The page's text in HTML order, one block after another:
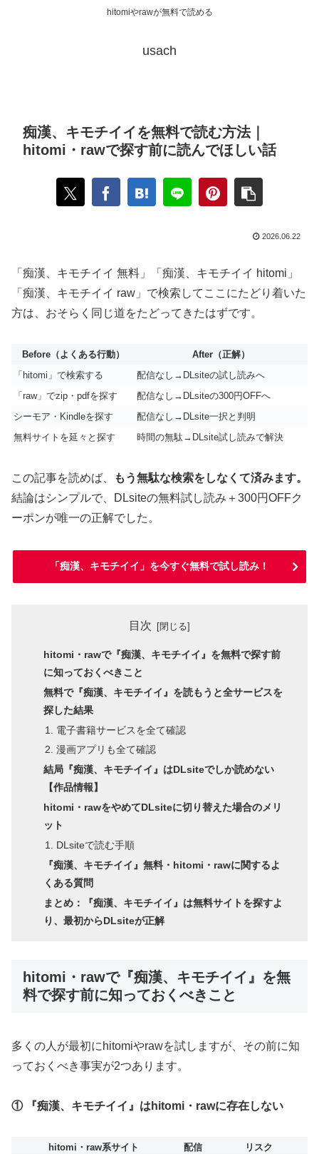
hitomiやrawが無料で読める
usach
痴漢、キモチイイを無料で読む方法｜
hitomi・rawで探す前に読んでほしい話
2026.06.22
「痴漢、キモチイイ 無料」「痴漢、キモチイイ hitomi」
「痴漢、キモチイイ raw」で検索してここにたどり着いた
方は、おそらく同じ道をたどってきたはずです。
Before（よくある行動）
After（正解）
「hitomi」で検索する
配信なし→DLsiteの試し読みへ
「raw」でzip・pdfを探す
配信なし→DLsiteの300円OFFへ
シーモア・Kindleを探す
配信なし→DLsite一択と判明
無料サイトを延々と探す
時間の無駄→DLsite試し読みで解決
この記事を読めば、
もう無駄な検索をしなくて済みます。
結論はシンプルで、DLsiteの無料試し読み＋300円OFFク
ーポンが唯一の正解でした。
「痴漢、キモチイイ」を今すぐ無料で試し読み！
目次
hitomi・rawで『痴漢、キモチイイ』を無料で探す前
に知っておくべきこと
無料で『痴漢、キモチイイ』を読もうと全サービスを
探した結果
電子書籍サービスを全て確認
漫画アプリも全て確認
結局『痴漢、キモチイイ』はDLsiteでしか読めない
【作品情報】
hitomi・rawをやめてDLsiteに切り替えた場合のメリ
ット
DLsiteで読む手順
『痴漢、キモチイイ』無料・hitomi・rawに関するよ
くある質問
まとめ：『痴漢、キモチイイ』は無料サイトを探すよ
り、最初からDLsiteが正解
hitomi・rawで『痴漢、キモチイイ』を無
料で探す前に知っておくべきこと
多くの人が最初にhitomiやrawを試しますが、その前に知
っておくべき事実が2つあります。
① 『痴漢、キモチイイ』はhitomi・rawに存在しない
hitomi・raw系サイト 配信
リスク